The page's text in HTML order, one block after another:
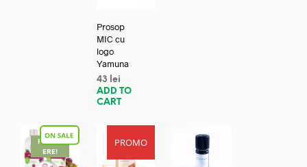
Prosop
MIC cu
logo
Yamuna
43
lei
ADD TO
CART
REDUC
ERE!
PROMO